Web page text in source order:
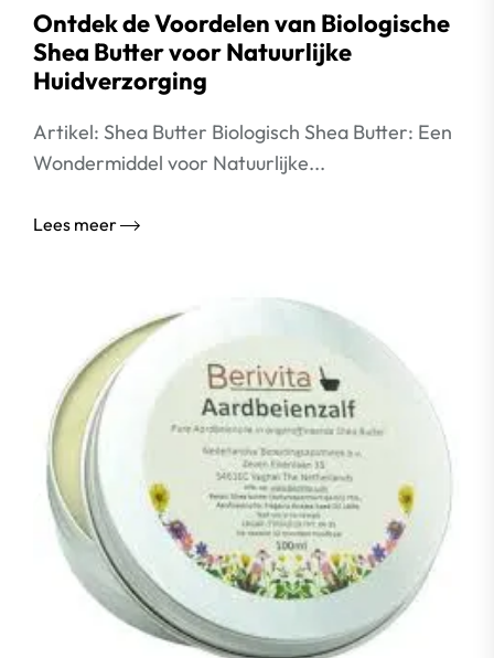
Ontdek de Voordelen van Biologische
Shea Butter voor Natuurlijke
Huidverzorging
Artikel: Shea Butter Biologisch Shea Butter: Een
Wondermiddel voor Natuurlijke...
Lees meer